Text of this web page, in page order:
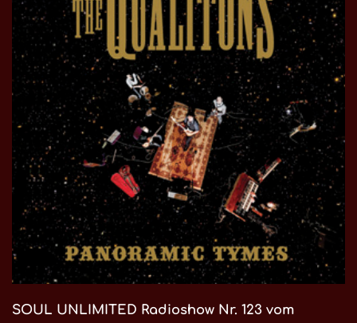
SOUL UNLIMITED Radioshow Nr. 123 vom